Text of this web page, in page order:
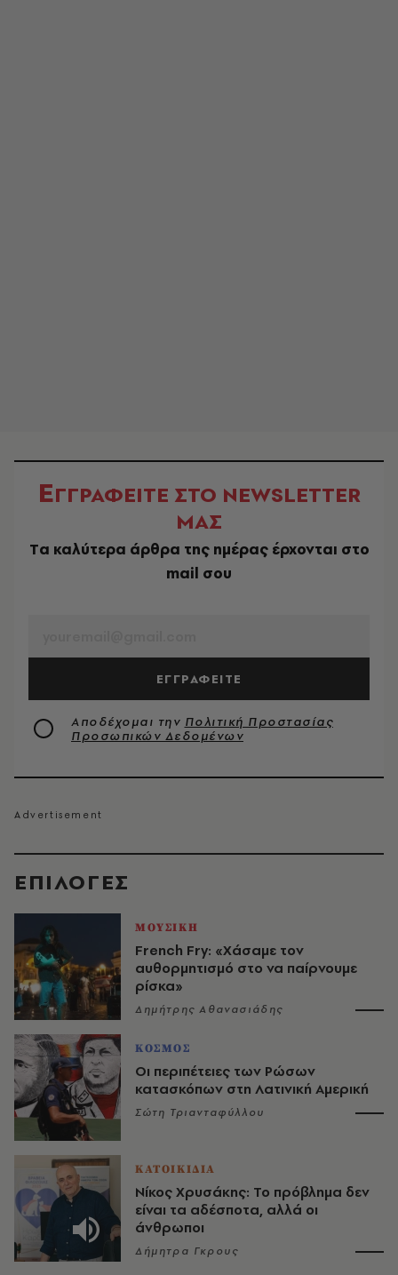
EΠΙΛΟΓΈΣ
ΜΟΥΣΙΚΗ
French Fry: «Χάσαμε τον
αυθορμητισμό στο να παίρνουμε
ρίσκα»
Δημήτρης Αθανασιάδης
ΚΟΣΜΟΣ
Οι περιπέτειες των Ρώσων
κατασκόπων στη Λατινική Αμερική
Σώτη Τριανταφύλλου
ΚΑΤΟΙΚΙΔΙΑ
Νίκος Χρυσάκης: Το πρόβλημα δεν
είναι τα αδέσποτα, αλλά οι
άνθρωποι
Δήμητρα Γκρους
ΕΓΓΡΑΦΕΙΤΕ ΣΤΟ NEWSLETTER
ΜΑΣ
Tα καλύτερα άρθρα της ημέρας έρχονται στο
mail σου
ΕΓΓΡΑΦΕΙΤΕ
Αποδέχομαι την Πολιτική Προστασίας
Προσωπικών Δεδομένων